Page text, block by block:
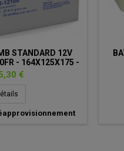
STANDARD 12V
- 164X125X175 -
- POWERSONIC
€